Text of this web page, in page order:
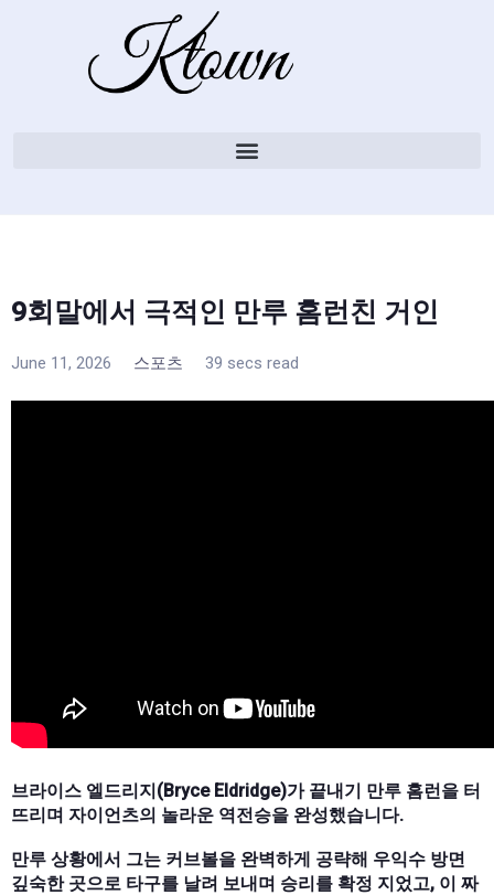
9회말에서 극적인 만루 홈런친 거인
June 11, 2026 스포츠 39 secs read
브라이스 엘드리지(Bryce Eldridge)가 끝내기 만루 홈런을 터
뜨리며 자이언츠의 놀라운 역전승을 완성했습니다.
만루 상황에서 그는 커브볼을 완벽하게 공략해 우익수 방면
깊숙한 곳으로 타구를 날려 보내며 승리를 확정 지었고, 이 짜